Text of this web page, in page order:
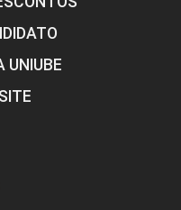
UNIUBE